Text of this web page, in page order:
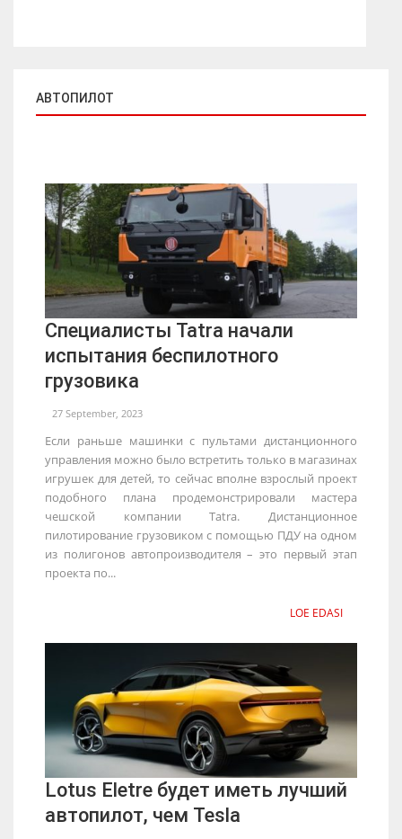
АВТОПИЛОТ
Специалисты Tatra начали
испытания беспилотного
грузовика
27 September, 2023
Если раньше машинки с пультами дистанционного
управления можно было встретить только в магазинах
игрушек для детей, то сейчас вполне взрослый проект
подобного плана продемонстрировали мастера
чешской компании Tatra. Дистанционное
пилотирование грузовиком с помощью ПДУ на одном
из полигонов автопроизводителя – это первый этап
проекта по...
LOE EDASI
Lotus Eletre будет иметь лучший
автопилот, чем Tesla